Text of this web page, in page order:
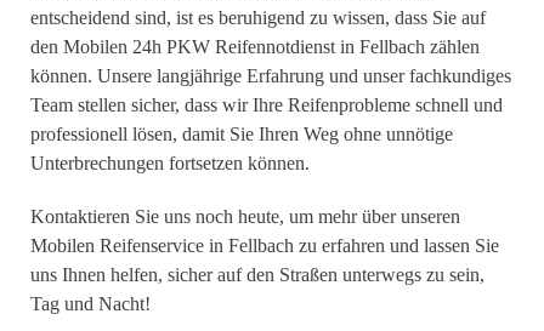
entscheidend sind, ist es beruhigend zu wissen, dass Sie auf
den Mobilen 24h PKW Reifennotdienst in Fellbach zählen
können. Unsere langjährige Erfahrung und unser fachkundiges
Team stellen sicher, dass wir Ihre Reifenprobleme schnell und
professionell lösen, damit Sie Ihren Weg ohne unnötige
Unterbrechungen fortsetzen können.
Kontaktieren Sie uns noch heute, um mehr über unseren
Mobilen Reifenservice in Fellbach zu erfahren und lassen Sie
uns Ihnen helfen, sicher auf den Straßen unterwegs zu sein,
Tag und Nacht!